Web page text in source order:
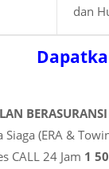
dan
Siaga (ERA &
CALL 24 Jam 1